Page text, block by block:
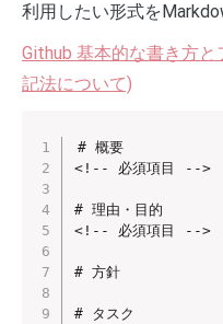
利用したい形式を
Github 基本的な書き方
記法について)
# 概要
<!-- 必須項目 -->
# 理由・目的
<!-- 必須項目 -->
# 方針
# タスク